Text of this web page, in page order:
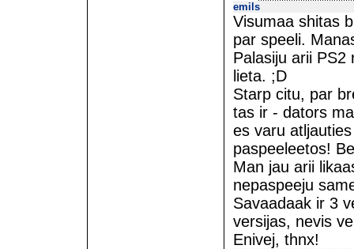
emils
Visumaa shitas
par speeli.
Palasiju arii PS2
lieta. ;D
Starp citu, par
tas ir - dators
es varu
paspeeleetos!
Man jau arii
nepaspeeju
Savaadaak ir 3
versijas, nevis
Enivej, thnx!